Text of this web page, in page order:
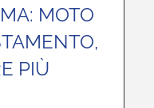
MOTO
PIÙ